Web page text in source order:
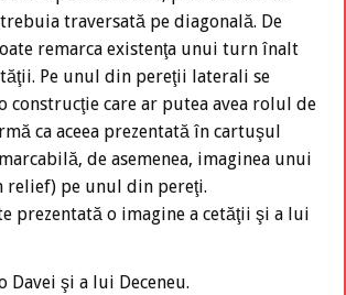
traversată pe diagonală. De
remarca existenţa unui turn înalt
Pe unul din pereţii laterali se
construcţie care ar putea avea rolul de
ca aceea prezentată în cartuşul
de asemenea, imaginea unui
relief) pe unul din pereţi.
prezentată o imagine a cetăţii şi a lui
Davei şi a lui Deceneu.